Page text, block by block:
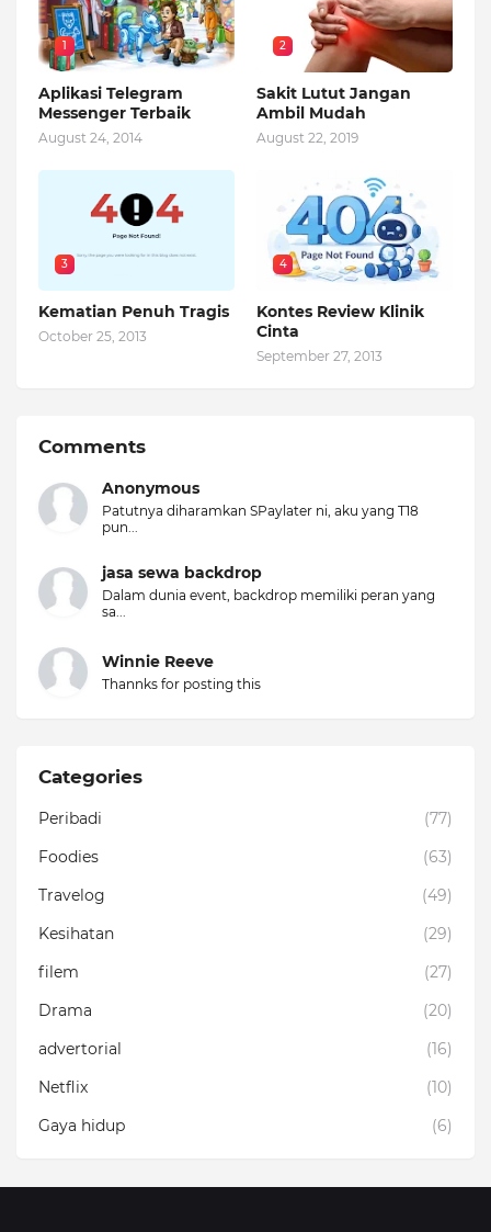
1
Aplikasi Telegram
Messenger Terbaik
August 24, 2014
2
Sakit Lutut Jangan
Ambil Mudah
August 22, 2019
3
Kematian Penuh Tragis
October 25, 2013
4
Kontes Review Klinik
Cinta
September 27, 2013
Comments
Anonymous
Patutnya diharamkan SPaylater ni, aku yang T18
pun...
jasa sewa backdrop
Dalam dunia event, backdrop memiliki peran yang
sa...
Winnie Reeve
Thannks for posting this
Categories
Peribadi
(77)
Foodies
(63)
Travelog
(49)
Kesihatan
(29)
filem
(27)
Drama
(20)
advertorial
(16)
Netflix
(10)
Gaya hidup
(6)